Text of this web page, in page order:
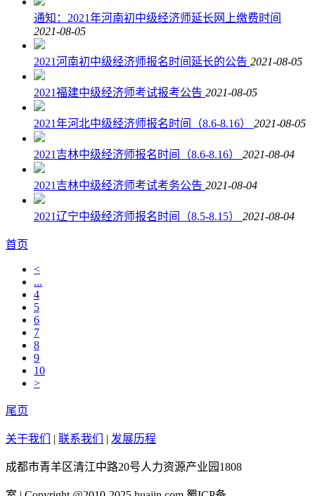
通知：2021年河南初中级经济师延长网上缴费时间
2021-08-05
2021河南初中级经济师报名时间延长的公告 2021-08-05
2021福建中级经济师考试报考公告 2021-08-05
2021年河北中级经济师报名时间（8.6-8.16） 2021-08-05
2021吉林中级经济师报名时间（8.6-8.16） 2021-08-04
2021吉林中级经济师考试考务公告 2021-08-04
2021辽宁中级经济师报名时间（8.5-8.15） 2021-08-04
首页
<
...
4
5
6
7
8
9
10
>
尾页
关于我们 | 联系我们 | 发展历程
成都市青羊区清江中路20号人力资源产业园1808